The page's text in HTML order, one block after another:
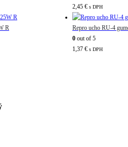
R
2,45 € s DPH
Repro ucho RU-4
0 out of 5
1,37 € s DPH